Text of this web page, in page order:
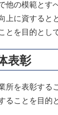
他の模範とす
上に資すると
を目的とし
表彰
所を表彰する
ことを目的